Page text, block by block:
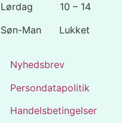
Lørdag 10 – 14
Søn-Man Lukket
Nyhedsbrev
Persondatapolitik
Handelsbetingelser